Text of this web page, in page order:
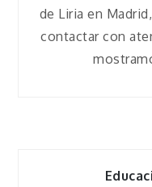
de Liria en
contactar con